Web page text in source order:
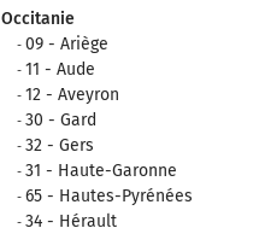
Occitanie
09 - Ariège
11 - Aude
12 - Aveyron
30 - Gard
32 - Gers
31 - Haute-Garonne
65 - Hautes-Pyrénées
34 - Hérault